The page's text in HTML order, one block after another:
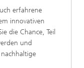
erfahrene
innovativen
die Chance, Teil
und